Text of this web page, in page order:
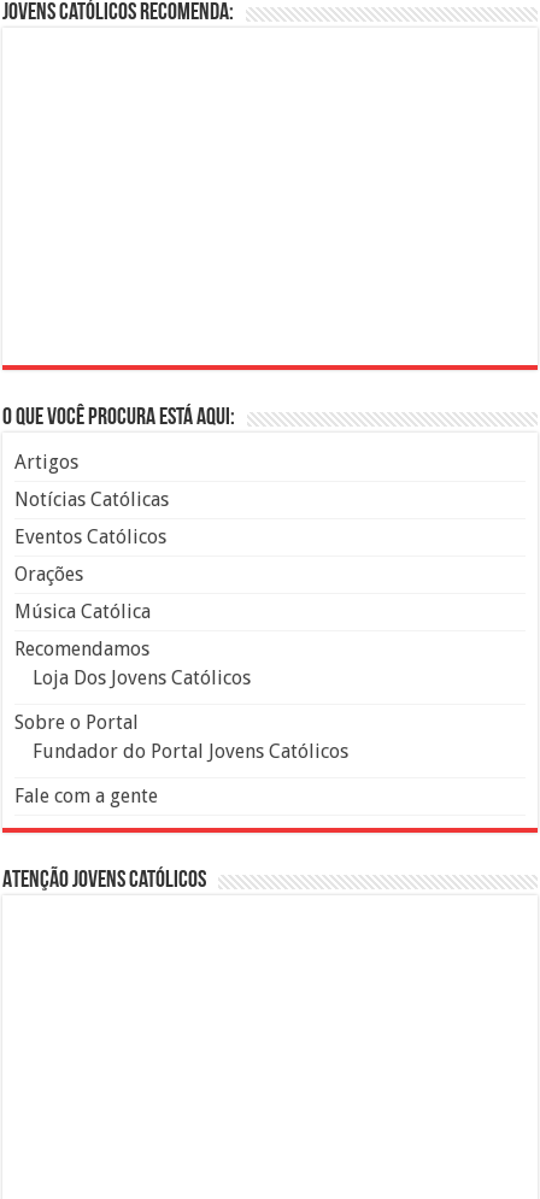
Jovens Católicos Recomenda:
O que você procura está aqui:
Artigos
Notícias Católicas
Eventos Católicos
Orações
Música Católica
Recomendamos
Loja Dos Jovens Católicos
Sobre o Portal
Fundador do Portal Jovens Católicos
Fale com a gente
Atenção Jovens Católicos